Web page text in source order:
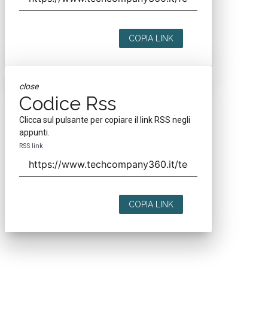
COPIA LINK
close
Codice Rss
Clicca sul pulsante per copiare il link RSS negli
appunti.
RSS link
COPIA LINK